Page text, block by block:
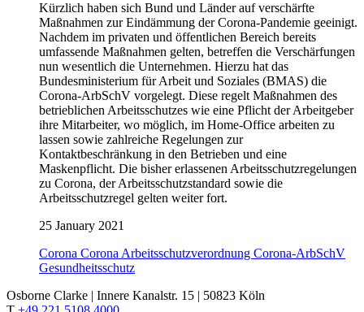
Kürzlich haben sich Bund und Länder auf verschärfte
Maßnahmen zur Eindämmung der Corona-Pandemie geeinigt.
Nachdem im privaten und öffentlichen Bereich bereits
umfassende Maßnahmen gelten, betreffen die Verschärfungen
nun wesentlich die Unternehmen. Hierzu hat das
Bundesministerium für Arbeit und Soziales (BMAS) die
Corona-ArbSchV vorgelegt. Diese regelt Maßnahmen des
betrieblichen Arbeitsschutzes wie eine Pflicht der Arbeitgeber
ihre Mitarbeiter, wo möglich, im Home-Office arbeiten zu
lassen sowie zahlreiche Regelungen zur
Kontaktbeschränkung in den Betrieben und eine
Maskenpflicht. Die bisher erlassenen Arbeitsschutzregelungen
zu Corona, der Arbeitsschutzstandard sowie die
Arbeitsschutzregel gelten weiter fort.
25 January 2021
Corona Corona Arbeitsschutzverordnung Corona-ArbSchV
Gesundheitsschutz
Osborne Clarke | Innere Kanalstr. 15 | 50823 Köln